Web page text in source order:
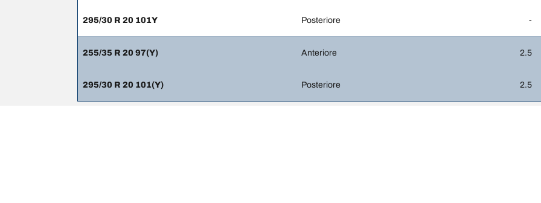
295/30 R 20 101Y Posteriore -
255/35 R 20 97(Y) Anteriore 2.5
295/30 R 20 101(Y) Posteriore 2.5